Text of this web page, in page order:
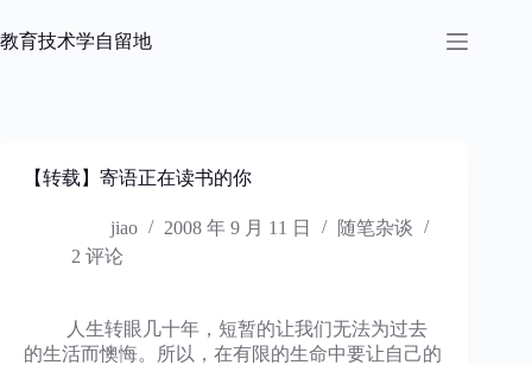
过
教育技术学自留地
【转载】寄语正在读书的你
jiao 2008 年 9 月 11 日
随笔杂谈
2 评论
人生转眼几十年，短暂的让我们无法为过去
的生活而懊悔。所以，在有限的生命中要让自己的